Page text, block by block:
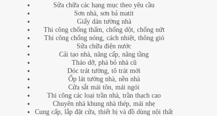
Sửa chữa các hạng mục theo yêu cầu
Sơn nhà, sơn bả matit
Giấy dán tường nhà
Thi công chống thấm, chống dột, chống nứt
Thi công chống nóng, cách nhiệt, thông gió
Sửa chữa điện nước
Cải tạo nhà, nâng cấp, nâng tầng
Tháo dỡ, phá bỏ nhà cũ
Dóc trát tường, tô trát mới
Ốp lát tường nhà, nền nhà
Cửa sắt mái tôn, mái ngói
Thi công các loại trần nhà, trần thạch cao
Chuyên nhà khung nhà thép, mái nhẹ
Cung cấp, lắp đặt cửa, thiết bị và đồ dùng nội thất